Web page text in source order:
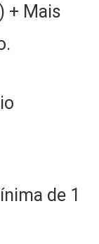
+ Mais
de 1